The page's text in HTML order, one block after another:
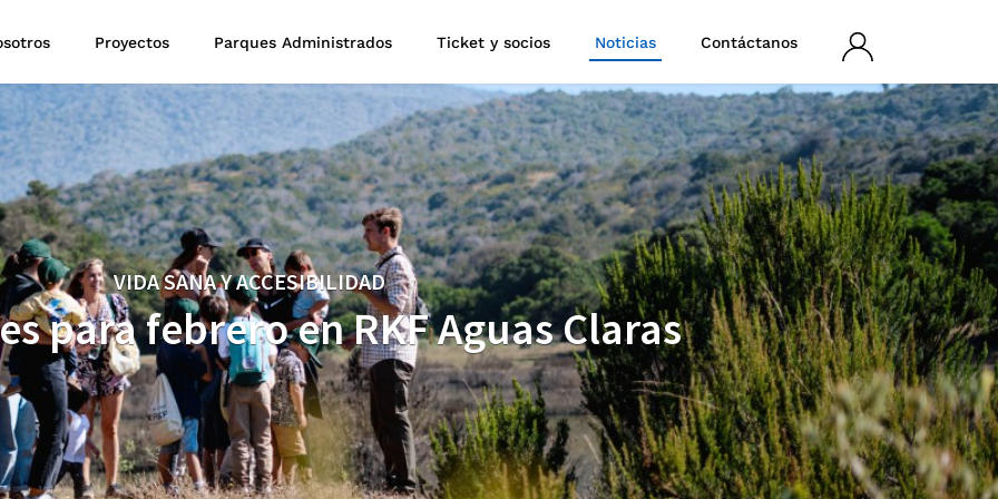
Proyectos Parques Administrados Ticket y socios Noticias
Contáctanos
sesión
VIDA SANA Y ACCESIBILIDAD
para febrero en RKF Aguas Claras